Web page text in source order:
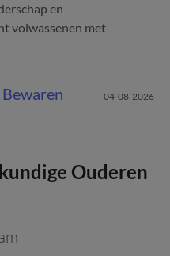
en
volwassenen met
Bewaren 04-08-2026
Ouderen